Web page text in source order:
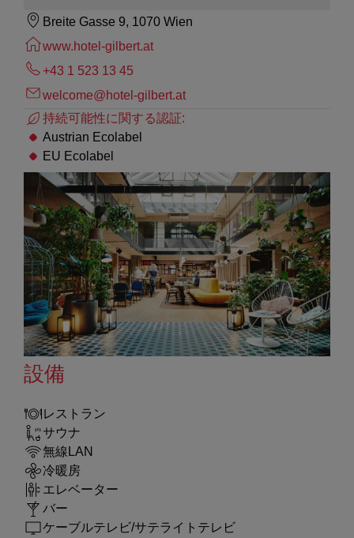
Breite Gasse 9, 1070 Wien
www.hotel-gilbert.at
+43 1 523 13 45
welcome@hotel-gilbert.at
持続可能性に関する認証:
Austrian Ecolabel
EU Ecolabel
設備
レストラン
サウナ
無線LAN
冷暖房
エレベーター
バー
ケーブルテレビ/サテライトテレビ